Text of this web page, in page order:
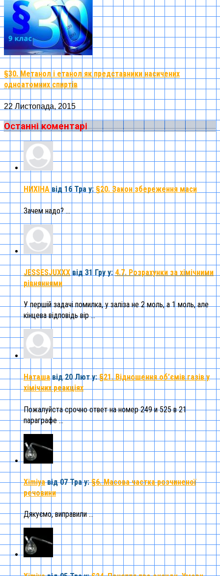
§30. Метанол і етанол як представники насичених
одноатомних спиртів
22 Листопада, 2015
Останні коментарі
НИХІНА від 16 Тра у: §20. Закон збереження маси
Зачем надо? ...
JESSESJUXXX від 31 Гру у: 4.7. Розрахунки за хімічними
рівняннями
У першій задачі помилка, у заліза не 2 моль, а 1 моль, але
кінцева відповідь вір ...
Наташа від 20 Люту:§21. Відношення об’ємів газів у
хімічних реакціях
Пожалуйста срочно ответ на номер 249 и 525 в 21
параграфе ...
Ximiya від 07 Трау:§6. Масова частка розчиненої
речовини
Дякуємо, виправили ...